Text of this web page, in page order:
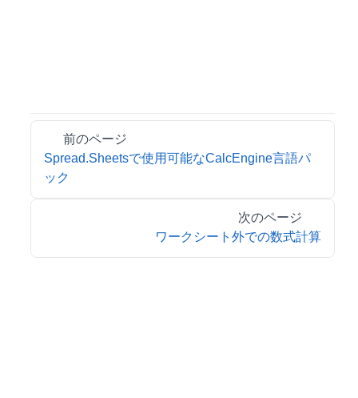
前のページ
Spread.Sheetsで使用可能なCalcEngine言語パ
ック
次のページ
ワークシート外での数式計算